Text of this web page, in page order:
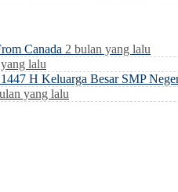
Canada 2 bulan yang lalu
lalu
H Keluarga Besar SMP
yang lalu